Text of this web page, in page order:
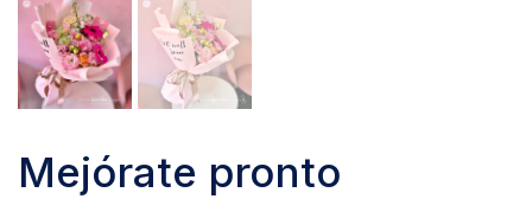
Mejórate pronto